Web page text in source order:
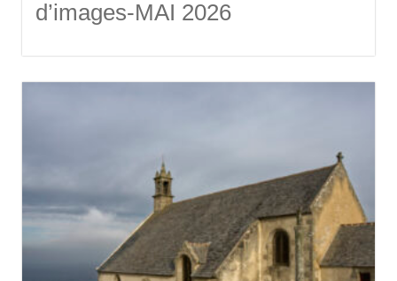
d’images-MAI 2026